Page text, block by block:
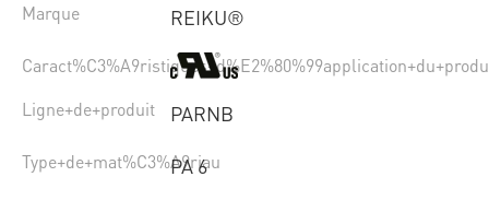
Marque REIKU®
Ligne+de+produit
PARNB
Type+de+mat%C3%A9riau
PA 6